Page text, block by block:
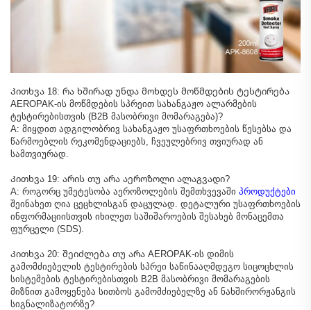
Კითხვა 18: რა ხშირად უნდა მოხდეს მოწმდების ტესტირება
AEROPAK-ის მოწმდების სპრეით სახანგაჟო ალარმების
ტესტირებისთვის (B2B მასობრივი მომარაგება)?
A: მიყდით ადგილობრივ სახანგაჟო უსაფრთხოების წესებსა და
წარმოებლის რეკომენდაციებს, ჩვეულებრივ თვიურად ან
სამთვიურად.
Კითხვა 19: არის თუ არა აეროზოლი ალაგვადი?
A: როგორც უმეტესობა აეროზოლების შემთხვევაში პროდუქტები
შეინახეთ ღია ცეცხლისგან დაცულად. დეტალური უსაფრთხოების
ინფორმაციისთვის იხილეთ საშიშაროების შესახებ მონაცემთა
ფურცელი (SDS).
Კითხვა 20: შეიძლება თუ არა AEROPAK-ის დიმის
გამომძიებელის ტესტირების სპრეი საწინააღმდეგო სიცოცხლის
სისტემების ტესტირებისთვის B2B მასობრივი მომარაგების
მიზნით გამოყენება სითბოს გამომძიებელზე ან ნახშირორჟანგის
სიგნალიზატორზე?